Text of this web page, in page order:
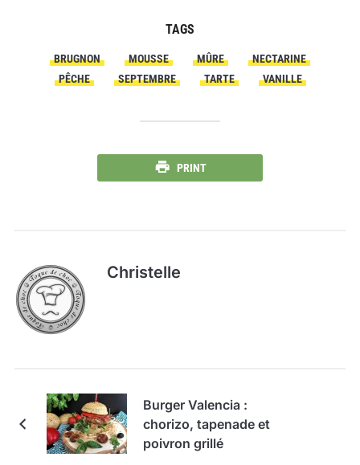
TAGS
BRUGNON MOUSSE MÛRE
NECTARINE
PÊCHE
SEPTEMBRE TARTE VANILLE
PRINT
Christelle
Burger Valencia :
chorizo, tapenade et
poivron grillé